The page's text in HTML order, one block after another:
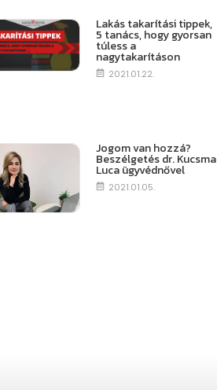
Lakás takarítási tippek,
5 tanács, hogy gyorsan
túless a
nagytakarításon
2021.01.22.
Jogom van hozzá?
Beszélgetés dr. Kucsma
Luca ügyvédnővel
2021.01.05.